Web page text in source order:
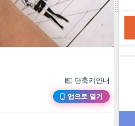
단축키안내
앱으로 열기